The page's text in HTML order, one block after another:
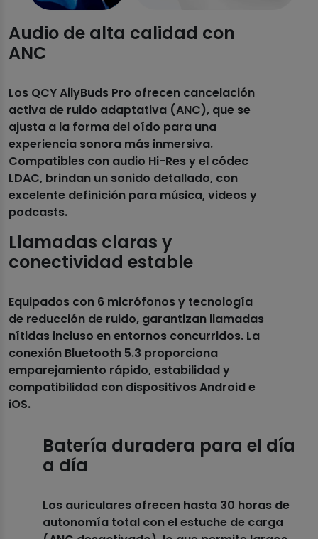
Audio de alta calidad con
ANC
Los QCY AilyBuds Pro ofrecen cancelación
activa de ruido adaptativa (ANC), que se
ajusta a la forma del oído para una
experiencia sonora más inmersiva.
Compatibles con audio Hi-Res y el códec
LDAC, brindan un sonido detallado, con
excelente definición para música, videos y
podcasts.
Llamadas claras y
conectividad estable
Equipados con 6 micrófonos y tecnología
de reducción de ruido, garantizan llamadas
nítidas incluso en entornos concurridos. La
conexión Bluetooth 5.3 proporciona
emparejamiento rápido, estabilidad y
compatibilidad con dispositivos Android e
iOS.
Batería duradera para el día
a día
Los auriculares ofrecen hasta 30 horas de
autonomía total con el estuche de carga